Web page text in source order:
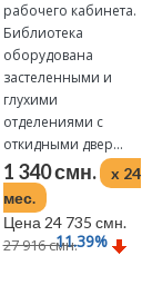
рабочего кабинета.
Библиотека
оборудована
застеленными и
глухими
отделениями с
откидными двер...
1 340 смн.
x 24
мес.
Цена 24 735 смн.
27 916 смн.11.39%